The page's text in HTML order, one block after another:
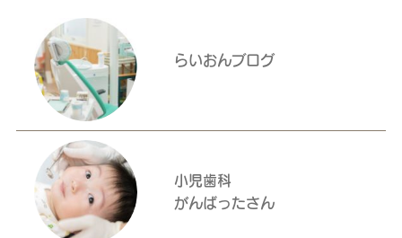
らいおんブログ
小児歯科
がんばったさん